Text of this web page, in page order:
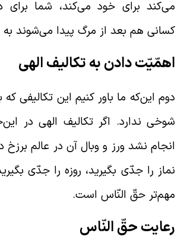
برای خود می‌کند، شما برای
هم بعد از مرگ پیدا می‌شوند به
دادن به تکالیف الهی
این‌که ما باور کنیم این تکالیفی
ندارد. اگر تکالیف الهی در
نشد ورز و وبال آن در عالم برزخ
را جدّی بگیرید، روزه را جدّی
حقّ النّاس است.
حقّ النّاس